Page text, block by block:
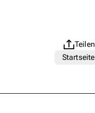
Teilen
Startseite